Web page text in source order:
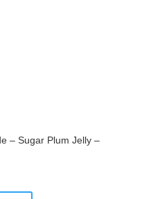
– Sugar Plum Jelly –